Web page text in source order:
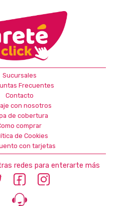
Sucursales
Frecuentes
Contacto
con nosotros
de cobertura
comprar
de Cookies
con tarjetas
redes para enterarte más